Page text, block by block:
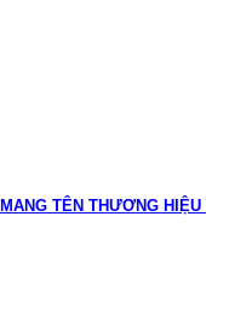
TÊN THƯƠNG HIỆU